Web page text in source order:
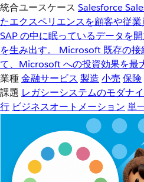
統合ユースケース Salesforce
たエクスペリエンスを顧客や従
SAP の中に眠っているデータを
を生み出す。
Microsoft 既存の
て、Microsoft への投資効果を最
業種金融サービス 製造 小売 保険
課題 レガシーシステムのモダナ
行 ビジネスオートメーション 単